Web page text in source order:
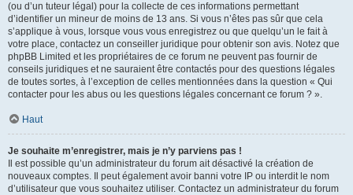
(ou d’un tuteur légal) pour la collecte de ces informations permettant
d’identifier un mineur de moins de 13 ans. Si vous n’êtes pas sûr que cela
s’applique à vous, lorsque vous vous enregistrez ou que quelqu’un le fait à
votre place, contactez un conseiller juridique pour obtenir son avis. Notez que
phpBB Limited et les propriétaires de ce forum ne peuvent pas fournir de
conseils juridiques et ne sauraient être contactés pour des questions légales
de toutes sortes, à l’exception de celles mentionnées dans la question « Qui
contacter pour les abus ou les questions légales concernant ce forum ? ».
Haut
Je souhaite m’enregistrer, mais je n’y parviens pas !
Il est possible qu’un administrateur du forum ait désactivé la création de
nouveaux comptes. Il peut également avoir banni votre IP ou interdit le nom
d’utilisateur que vous souhaitez utiliser. Contactez un administrateur du forum